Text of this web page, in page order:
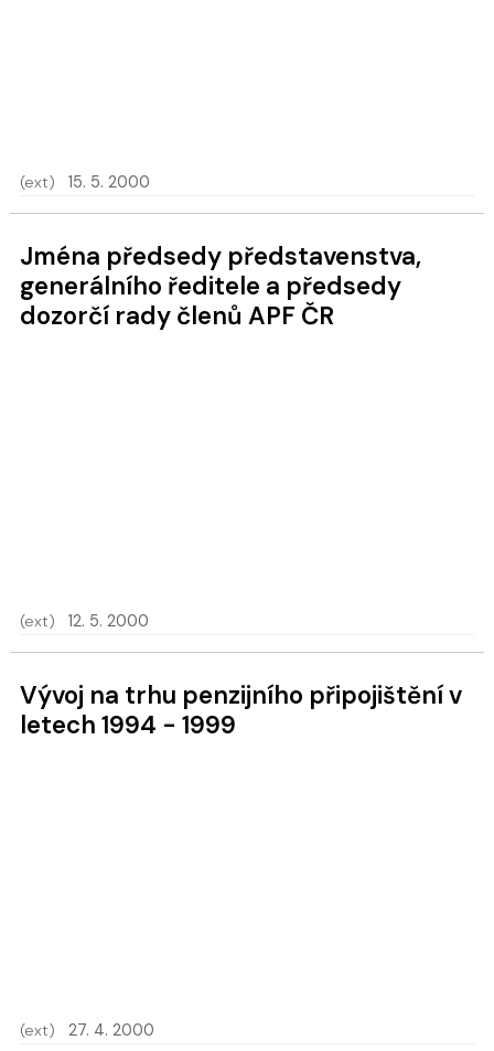
(ext) 15. 5. 2000
Jména předsedy představenstva,
generálního ředitele a předsedy
dozorčí rady členů APF ČR
(ext) 12. 5. 2000
Vývoj na trhu penzijního připojištění v
letech 1994 - 1999
(ext) 27. 4. 2000